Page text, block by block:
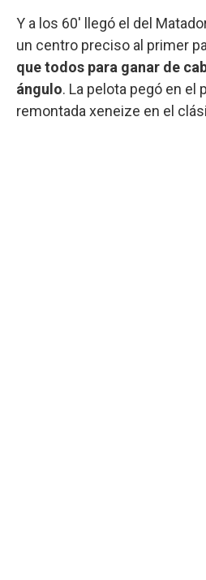
Y a los 60' llegó el del
un centro preciso al primer
que todos para ganar de
ángulo. La pelota pegó en el
remontada xeneize en el